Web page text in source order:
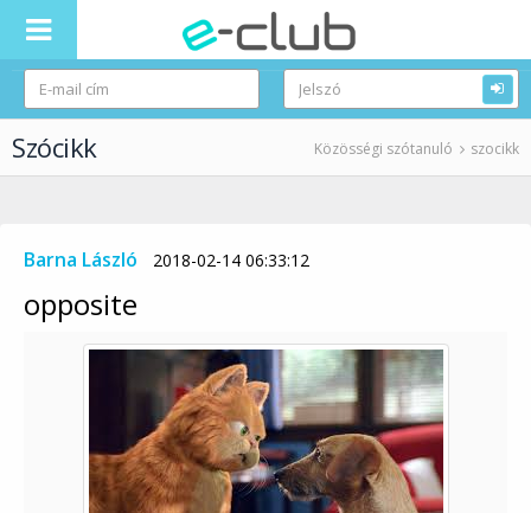
Szócikk Közösségi szótanuló szocikk
Barna László 2018-02-14 06:33:12
opposite